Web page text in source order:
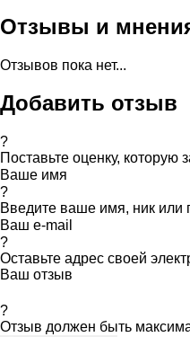
Отзывы и
Отзывов пока нет...
Добавить отзыв
?
Поставьте оценку,
Ваше имя
?
Введите ваше имя, ник или
Ваш e-mail
?
Оставьте адрес своей
Ваш отзыв
?
Отзыв должен быть